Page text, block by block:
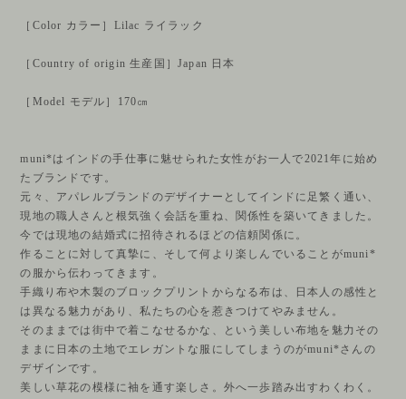
［Color カラー］Lilac ライラック
［Country of origin 生産国］Japan 日本
［Model モデル］170㎝
muni*はインドの手仕事に魅せられた女性がお一人で2021年に始め
たブランドです。
元々、アパレルブランドのデザイナーとしてインドに足繁く通い、
現地の職人さんと根気強く会話を重ね、関係性を築いてきました。
今では現地の結婚式に招待されるほどの信頼関係に。
作ることに対して真摯に、そして何より楽しんでいることがmuni*
の服から伝わってきます。
手織り布や木製のブロックプリントからなる布は、日本人の感性と
は異なる魅力があり、私たちの心を惹きつけてやみません。
そのままでは街中で着こなせるかな、という美しい布地を魅力その
ままに日本の土地でエレガントな服にしてしまうのがmuni*さんの
デザインです。
美しい草花の模様に袖を通す楽しさ。外へ一歩踏み出すわくわく。